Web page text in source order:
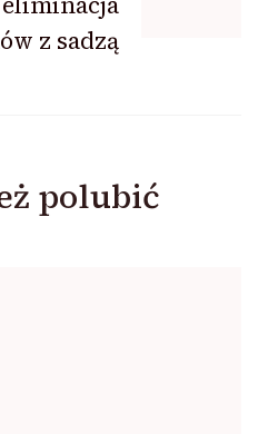
z sadzą
polubić